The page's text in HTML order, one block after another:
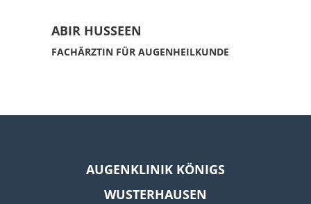
ABIR HUSSEEN
FACHÄRZTIN FÜR AUGENHEILKUNDE
AUGENKLINIK KÖNIGS
WUSTERHAUSEN